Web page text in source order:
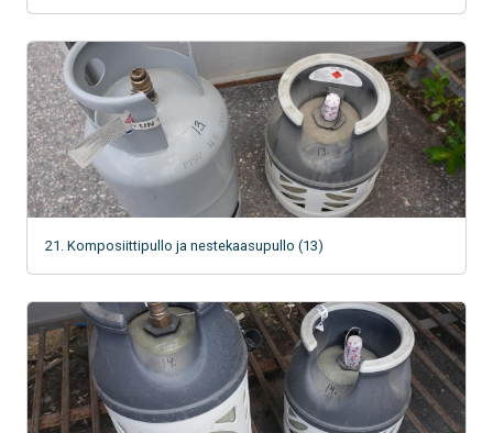
21. Komposiittipullo ja nestekaasupullo (13)